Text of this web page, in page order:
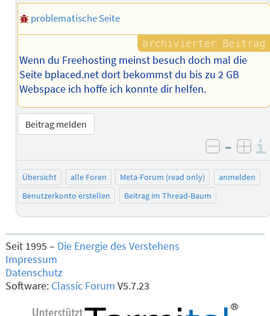
problematische Seite
Wenn du Freehosting meinst besuch doch mal die
Seite bplaced.net dort bekommst du bis zu 2 GB
Webspace ich hoffe ich konnte dir helfen.
Beitrag melden
negativ
–
Übersicht alle Foren Meta-Forum (read only)
anmelden
Benutzerkonto erstellen
Beitrag im Thread-Baum
Seit 1995 – Die Energie des Verstehens
Impressum
Datenschutz
Software: Classic Forum V5.7.23